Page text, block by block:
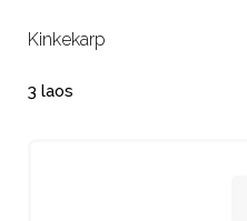
Kinkekarp
3 laos